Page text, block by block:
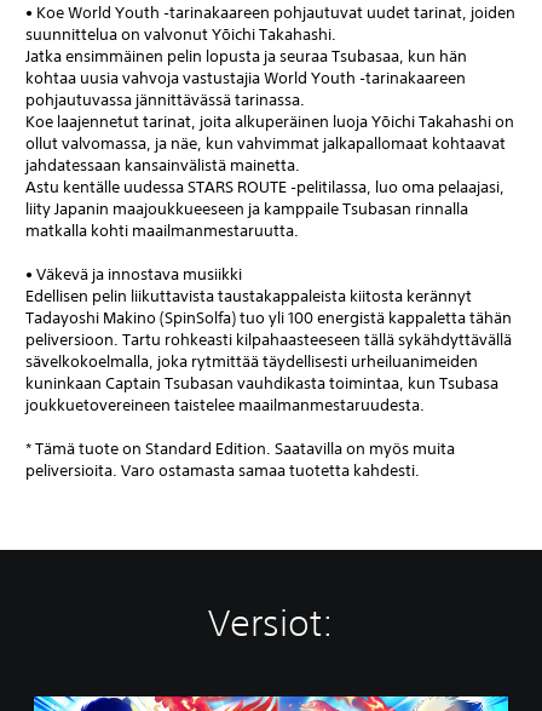
• Koe World Youth ‑tarinakaareen pohjautuvat uudet tarinat, joiden
suunnittelua on valvonut Yōichi Takahashi.
Jatka ensimmäinen pelin lopusta ja seuraa Tsubasaa, kun hän
kohtaa uusia vahvoja vastustajia World Youth ‑tarinakaareen
pohjautuvassa jännittävässä tarinassa.
Koe laajennetut tarinat, joita alkuperäinen luoja Yōichi Takahashi on
ollut valvomassa, ja näe, kun vahvimmat jalkapallomaat kohtaavat
jahdatessaan kansainvälistä mainetta.
Astu kentälle uudessa STARS ROUTE ‑pelitilassa, luo oma pelaajasi,
liity Japanin maajoukkueeseen ja kamppaile Tsubasan rinnalla
matkalla kohti maailmanmestaruutta.
• Väkevä ja innostava musiikki
Edellisen pelin liikuttavista taustakappaleista kiitosta kerännyt
Tadayoshi Makino (SpinSolfa) tuo yli 100 energistä kappaletta tähän
peliversioon. Tartu rohkeasti kilpahaasteeseen tällä sykähdyttävällä
sävelkokoelmalla, joka rytmittää täydellisesti urheiluanimeiden
kuninkaan Captain Tsubasan vauhdikasta toimintaa, kun Tsubasa
joukkuetovereineen taistelee maailmanmestaruudesta.
* Tämä tuote on Standard Edition. Saatavilla on myös muita
peliversioita. Varo ostamasta samaa tuotetta kahdesti.
Versiot: